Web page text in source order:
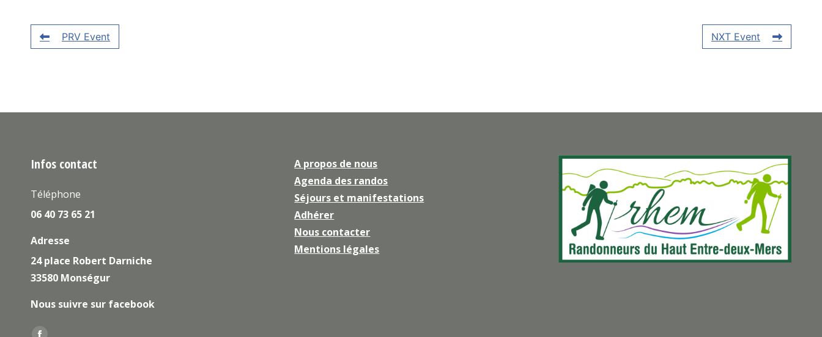
PRV Event NXT Event
Infos contact
Téléphone
06 40 73 65 21
Adresse
24 place Robert Darniche
33580 Monségur
Nous suivre sur facebook
Trouvez nous sur :
A propos de nous
Agenda des randos
Séjours et manifestations
Adhérer
Nous contacter
Mentions légales